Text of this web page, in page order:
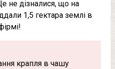
не дізналися, що на
1,5 гектара землі в
крапля в чашу